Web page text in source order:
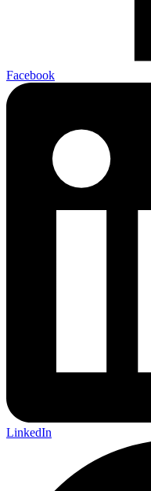
Facebook
LinkedIn